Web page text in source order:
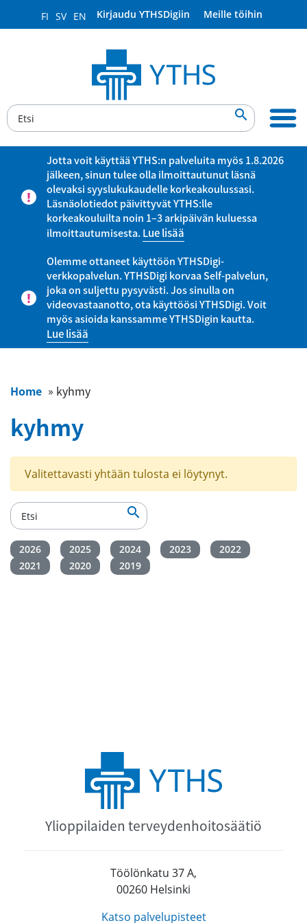
FI SV EN Kirjaudu YTHSDigiin Meille töihin

Jotta voit käyttää YTHS:n palveluita myös 1.8.2026
jälkeen, sinun tulee olla ilmoittautunut läsnä
olevaksi syyslukukaudelle korkeakoulussasi.
Läsnäolotiedot päivittyvät YTHS:lle
korkeakouluilta noin 1–3 arkipäivän kuluessa
ilmoittautumisesta.Lue lisää
Olemme ottaneet käyttöön YTHSDigi-
verkkopalvelun. YTHSDigi korvaa Self-palvelun,
joka on suljettu pysyvästi. Jos sinulla on
videovastaanotto, ota käyttöösi YTHSDigi. Voit
myös asioida kanssamme YTHSDigin kautta.
Lue lisää
Home » kyhmy
kyhmy
Valitettavasti yhtään tulosta ei löytynyt.

2026 2025 2024 2023
2022
2021
2020 2019
Ylioppilaiden terveydenhoitosäätiö
Töölönkatu 37 A,
00260 Helsinki
Katso palvelupisteet